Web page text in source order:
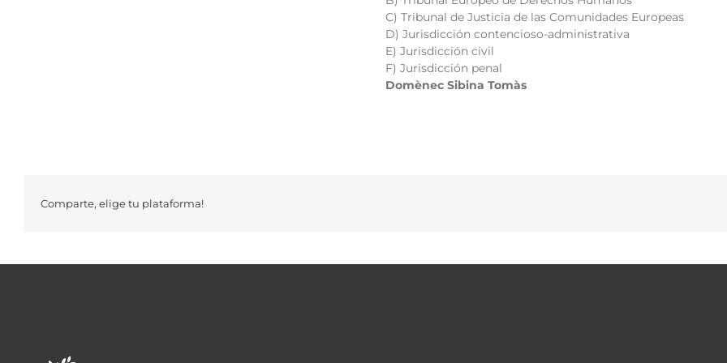
C) Tribunal de Justicia de las Comunidades Europeas
D) Jurisdicción contencioso-administrativa
E) Jurisdicción civil
F) Jurisdicción penal
Domènec Sibina Tomàs
Comparte, elige tu plataforma!